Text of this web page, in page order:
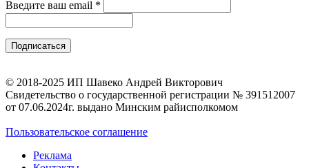
Введите ваш email *
© 2018-2025 ИП Шавеко Андрей Викторович
Свидетельство о государственной регистрации № 391512007
от 07.06.2024г. выдано Минским райисполкомом
Пользовательское соглашение
Реклама